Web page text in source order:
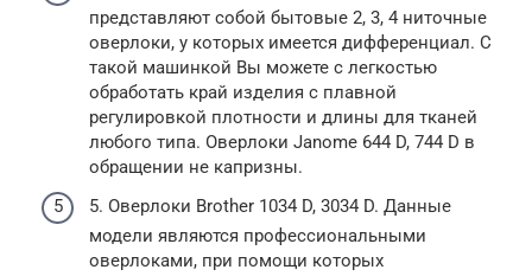
представляют собой бытовые 2, 3, 4 ниточные
оверлоки, у которых имеется дифференциал. С
такой машинкой Вы можете с легкостью
обработать край изделия с плавной
регулировкой плотности и длины для тканей
любого типа. Оверлоки Janome 644 D, 744 D в
обращении не капризны.
5. Оверлоки Brother 1034 D, 3034 D. Данные
модели являются профессиональными
оверлоками, при помощи которых